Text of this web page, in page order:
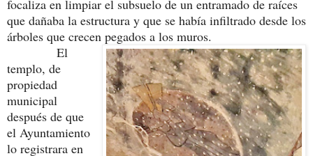
focaliza en limpiar el subsuelo de un entramado de raíces
que dañaba la estructura y que se había infiltrado desde los
árboles que crecen pegados a los muros.
El
templo, de
propiedad
municipal
después de que
el Ayuntamiento
lo registrara en